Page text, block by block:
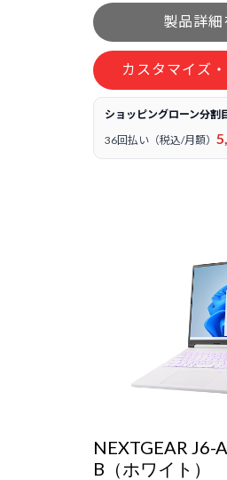
カスタマイズ
ショッピングローン分割
36回払い（税込/月額）
NEXTGEAR J6-
B（ホワイト）